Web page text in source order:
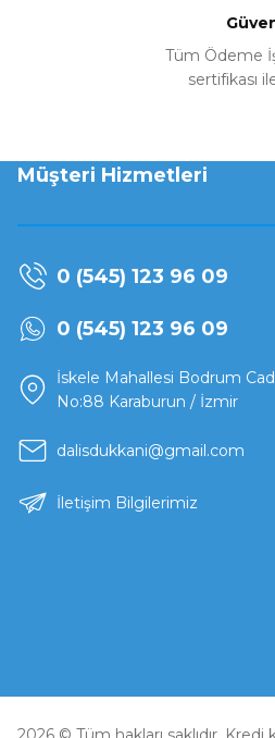
Tüm Ödeme
sertifikası
Müşteri Hizmetleri
0 (545) 123 96 09
0 (545) 123 96 09
İskele Mahallesi Bodrum
No:88 Karaburun / İzmir
dalisdukkani@gmail.com
İletişim Bilgilerimiz